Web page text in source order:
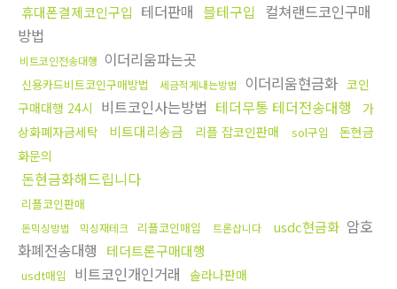
휴대폰결제코인구입 테더판매 블테구입 컬쳐랜드코인구매
방법
비트코인전송대행 이더리움파는곳
신용카드비트코인구매방법 세금적게내는방법 이더리움현금화 코인
구매대행 24시 비트코인사는방법 테더무통 테더전송대행
가
상화폐자금세탁
비트대리송금 리플 잡코인판매 sol구입
돈현금
화문의
돈현금화해드립니다
리플코인판매
돈믹싱방법 믹싱재테크 리플코인매입 트론삽니다 usdc현금화 암호
화폐전송대행
테더트론구매대행
usdt매입 비트코인개인거래 솔라나판매